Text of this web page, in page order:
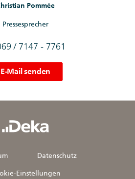
Pommée
Pressesprecher
/ 7147 - 7761
E-Mail senden
Datenschutz
Einstellungen